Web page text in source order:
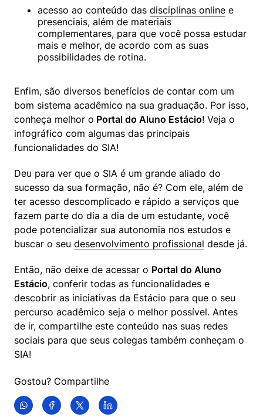
acesso ao conteúdo das disciplinas online e
presenciais, além de materiais
complementares, para que você possa estudar
mais e melhor, de acordo com as suas
possibilidades de rotina.
Enfim, são diversos benefícios de contar com um
bom sistema acadêmico na sua graduação. Por isso,
conheça melhor o Portal do Aluno Estácio! Veja o
infográfico com algumas das principais
funcionalidades do SIA!
Deu para ver que o SIA é um grande aliado do
sucesso da sua formação, não é? Com ele, além de
ter acesso descomplicado e rápido a serviços que
fazem parte do dia a dia de um estudante, você
pode potencializar sua autonomia nos estudos e
buscar o seu desenvolvimento profissional desde já.
Então, não deixe de acessar o Portal do Aluno
Estácio, conferir todas as funcionalidades e
descobrir as iniciativas da Estácio para que o seu
percurso acadêmico seja o melhor possível. Antes
de ir, compartilhe este conteúdo nas suas redes
sociais para que seus colegas também conheçam o
SIA!
Gostou? Compartilhe